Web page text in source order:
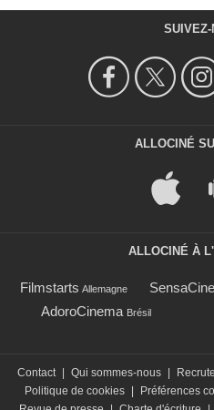
SUIVEZ-
ALLOCINÉ
ALLOCINÉ À
Filmstarts Allemagne SensaCine
AdoroCinema Brésil
Contact Qui sommes-nous
Politique de cookies
Préférences